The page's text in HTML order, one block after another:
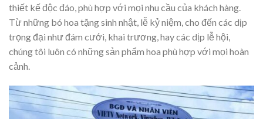
thiết kế độc đáo, phù hợp với mọi nhu cầu của khách hàng.
Từ những bó hoa tặng sinh nhật, lễ kỷ niệm, cho đến các dịp
trọng đại như đám cưới, khai trương, hay các dịp lễ hội,
chúng tôi luôn có những sản phẩm hoa phù hợp với mọi hoàn
cảnh.